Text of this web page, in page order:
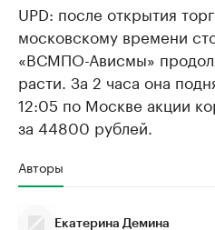
UPD: после открытия
московскому времени
«ВСМПО-Ависмы»
расти. За 2 часа она
12:05 по Москве акции
за 44800 рублей.
Авторы
Екатерина Демина